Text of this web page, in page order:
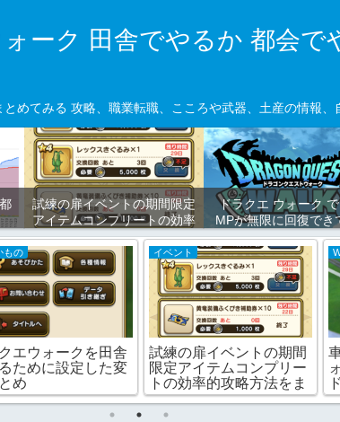
ォーク 田舎でやるか 都会で
めてみる 攻略、職業転職、こころや武器、土産の情報
試練の扉イベントの期間限定
アイテムコンプリートの効率
的攻略方法をまとめました！
計算ツールもあります！
ドラクエ ウォーク
MPが無限に回復でき
うバグを見つけまし
済み）
もの
エウォークを田舎
ために設定した変
め
イベント
試練の扉イベントの期間
限定アイテムコンプリー
トの効率的攻略方法をま
とめました！計算ツール
もあります！